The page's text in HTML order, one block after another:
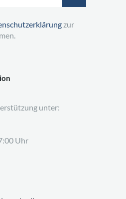
unter:
Uhr
zur